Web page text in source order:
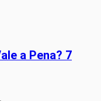
a Pena? 7